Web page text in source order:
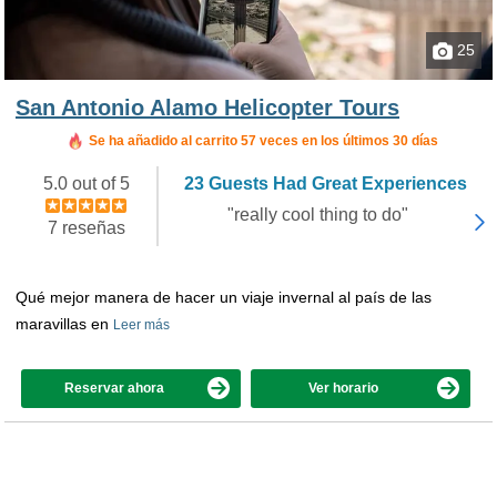
25
San Antonio Alamo Helicopter Tours
Reservado en las últimas 2 horas
Se ha añadido al carrito 57 veces en los últimos 30 días
5.0 out of 5
7 reseñas
23 Guests Had Great Experiences
"really cool thing to do"
Qué mejor manera de hacer un viaje invernal al país de las
maravillas en Leer más
Reservar ahora Ver horario